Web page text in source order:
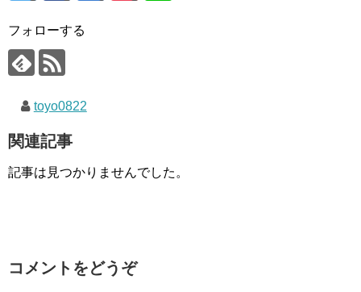
フォローする
toyo0822
関連記事
記事は見つかりませんでした。
コメントをどうぞ